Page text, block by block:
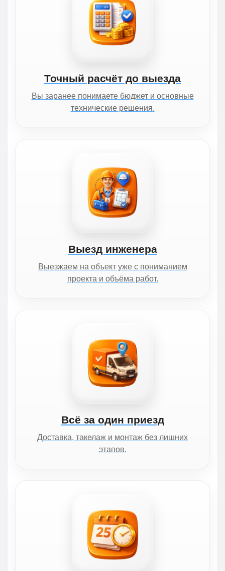
Точный расчёт до выезда
Вы заранее понимаете бюджет и основные
технические решения.
Выезд инженера
Выезжаем на объект уже с пониманием
проекта и объёма работ.
Всё за один приезд
Доставка, такелаж и монтаж без лишних
этапов.